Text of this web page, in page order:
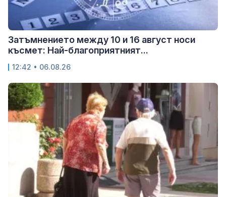
Затъмнението между 10 и 16 август носи
късмет: Най-благоприятният...
12:42 • 06.08.26